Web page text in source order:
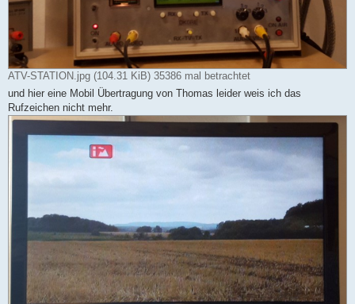
ATV-STATION.jpg (104.31 KiB) 35386 mal betrachtet
und hier eine Mobil Übertragung von Thomas leider weis ich das
Rufzeichen nicht mehr.